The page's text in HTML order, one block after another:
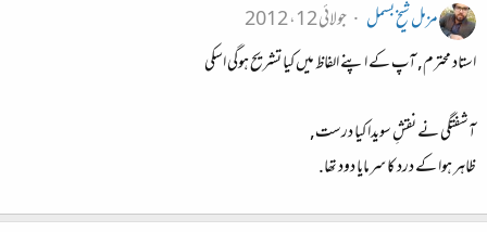
مزمل شیخ بسمل
جولائی 12، 2012
استاد محترم, آپ کے اپنے الفاظ میں کیا تشریح ہوگی اسکی
آشفتگی نے نقشِ سویدا کیا درست,
ظاہر ہوا کے درد کا سرمایا دود تھا.